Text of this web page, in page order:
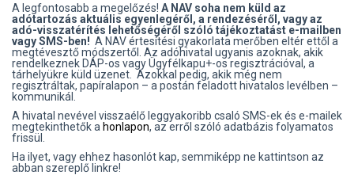
A legfontosabb a megelőzés! A NAV soha nem küld az
adótartozás aktuális egyenlegéről, a rendezéséről, vagy az
adó-visszatérítés lehetőségéről szóló tájékoztatást e-mailben
vagy SMS-ben! A NAV értesítési gyakorlata merőben eltér ettől a
megtévesztő módszertől. Az adóhivatal ugyanis azoknak, akik
rendelkeznek DÁP-os vagy Ügyfélkapu+-os regisztrációval, a
tárhelyükre küld üzenet. Azokkal pedig, akik még nem
regisztráltak, papíralapon – a postán feladott hivatalos levélben –
kommunikál.
A hivatal nevével visszaélő leggyakoribb csaló SMS-ek és e-mailek
megtekinthetők a honlapon, az erről szóló adatbázis folyamatos
frissül.
Ha ilyet, vagy ehhez hasonlót kap, semmiképp ne kattintson az
abban szereplő linkre!